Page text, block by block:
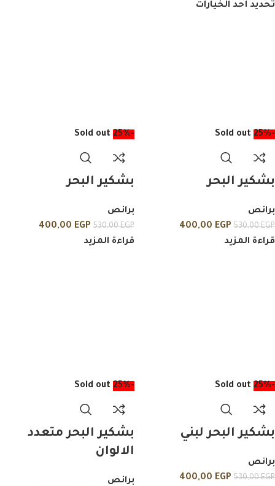
تحديد أحد الخيارات
-25%
Sold out
بشكير البحر
برانص
530,00EGP
400,00 EGP
قراءة المزيد
-25%
Sold out
بشكير البحر
برانص
530,00EGP
400,00 EGP
قراءة المزيد
-25%
Sold out
بشكير البحر لبني
برانص
530,00EGP
400,00 EGP
-25%
Sold out
بشكير البحر متعدد
الالوان
برانص